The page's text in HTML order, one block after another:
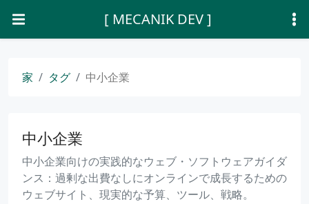
[ MECANIK DEV ]
家 タグ 中小企業
中小企業
中小企業向けの実践的なウェブ・ソフトウェアガイダ
ンス：過剰な出費なしにオンラインで成長するための
ウェブサイト、現実的な予算、ツール、戦略。